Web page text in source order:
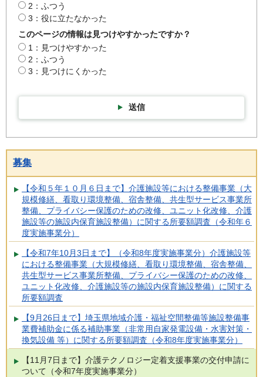
2：ふつう
3：役に立たなかった
このページの情報は見つけやすかったですか？
1：見つけやすかった
2：ふつう
3：見つけにくかった
送信
募集
【令和５年１０月６日まで】介護施設等における整備事業（大
規模修繕、看取り環境整備、宿舎整備、共生型サービス事業所
整備、プライバシー保護のための改修、ユニット化改修、介護
施設等の施設内保育施設整備）に関する所要額調査（令和年６
度実施事業分）
【令和7年10月3日まで】（令和8年度実施事業分）介護施設等
における整備事業（大規模修繕、看取り環境整備、宿舎整備、
共生型サービス事業所整備、プライバシー保護のための改修、
ユニット化改修、介護施設等の施設内保育施設整備）に関する
所要額調査
【9月26日まで】埼玉県地域介護・福祉空間整備等施設整備事
業費補助金に係る補助事業（非常用自家発電設備・水害対策・
換気設備 等）に関する所要額調査（令和8年度実施事業分）
【11月7日まで】介護テクノロジー定着支援事業の交付申請に
ついて（令和7年度実施事業分）